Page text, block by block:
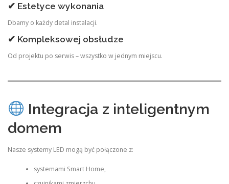
✔ Estetyce wykonania
Dbamy o każdy detal instalacji.
✔ Kompleksowej obsłudze
Od projektu po serwis – wszystko w jednym miejscu.
Integracja z inteligentnym
domem
Nasze systemy LED mogą być połączone z:
systemami Smart Home,